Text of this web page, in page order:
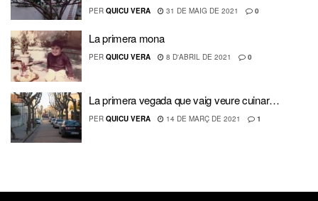
PER QUICU VERA 31 DE MAIG DE 2021 0
La primera mona
PER QUICU VERA 8 D'ABRIL DE 2021 0
La primera vegada que vaig veure cuinar…
PER QUICU VERA 14 DE MARÇ DE 2021 1